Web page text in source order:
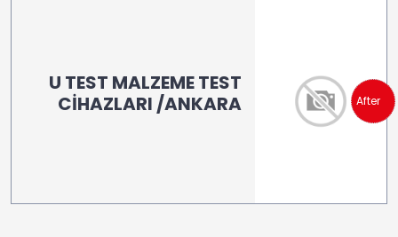
U TEST MALZEME TEST
CİHAZLARI /ANKARA
After